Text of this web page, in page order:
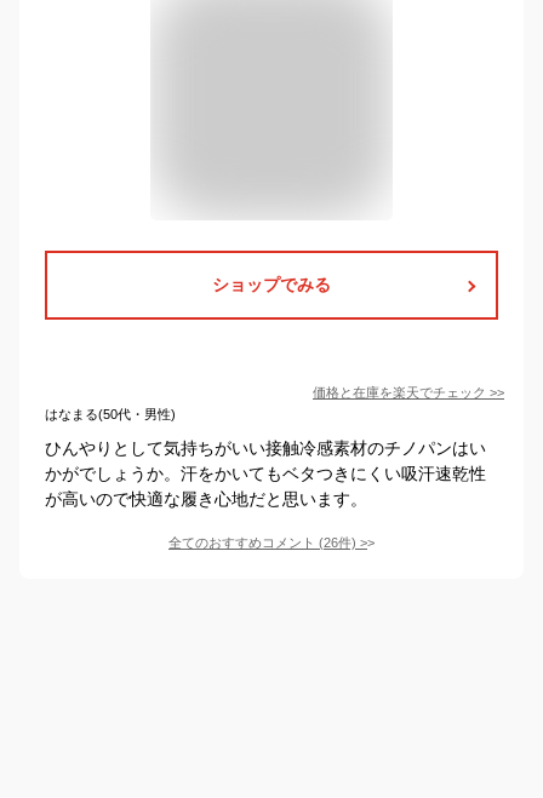
ショップでみる
価格と在庫を楽天でチェック >>
はなまる(50代・男性)
ひんやりとして気持ちがいい接触冷感素材のチノパンはい
かがでしょうか。汗をかいてもベタつきにくい吸汗速乾性
が高いので快適な履き心地だと思います。
全てのおすすめコメント (26件) >